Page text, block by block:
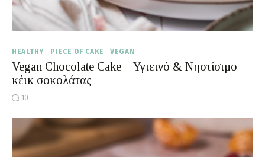
HEALTHY PIECE OF CAKE VEGAN
Vegan Chocolate Cake – Υγιεινό & Νηστίσιμο
κέικ σοκολάτας
10